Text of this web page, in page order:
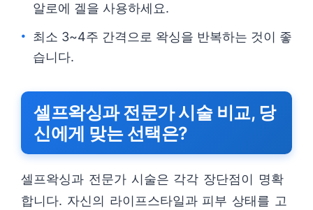
알로에 겔을 사용하세요.
최소 3~4주 간격으로 왁싱을 반복하는 것이 좋
습니다.
셀프왁싱과 전문가 시술 비교, 당
신에게 맞는 선택은?
셀프왁싱과 전문가 시술은 각각 장단점이 명확
합니다. 자신의 라이프스타일과 피부 상태를 고